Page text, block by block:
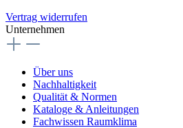
Vertrag widerrufen
Unternehmen
Über uns
Nachhaltigkeit
Qualität & Normen
Kataloge & Anleitungen
Fachwissen Raumklima